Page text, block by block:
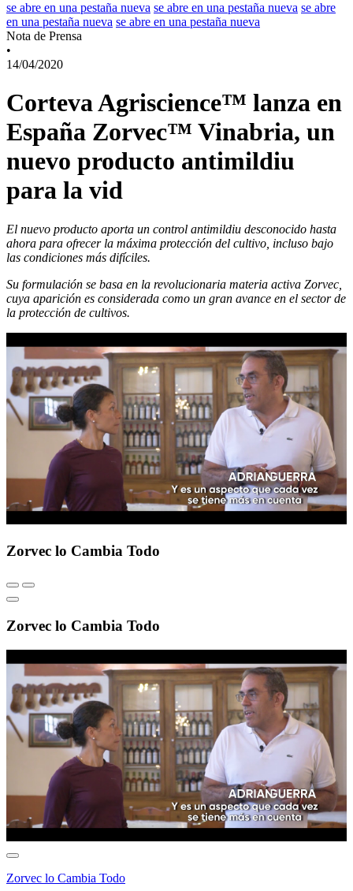
se abre en una pestaña nueva se abre en una pestaña nueva se abre
en una pestaña nueva se abre en una pestaña nueva
Nota de Prensa
•
14/04/2020
Corteva Agriscience™ lanza en
España Zorvec™ Vinabria, un
nuevo producto antimildiu
para la vid
El nuevo producto aporta un control antimildiu desconocido hasta
ahora para ofrecer la máxima protección del cultivo, incluso bajo
las condiciones más difíciles.
Su formulación se basa en la revolucionaria materia activa Zorvec,
cuya aparición es considerada como un gran avance en el sector de
la protección de cultivos.
Zorvec lo Cambia Todo
Zorvec lo Cambia Todo
Zorvec lo Cambia Todo